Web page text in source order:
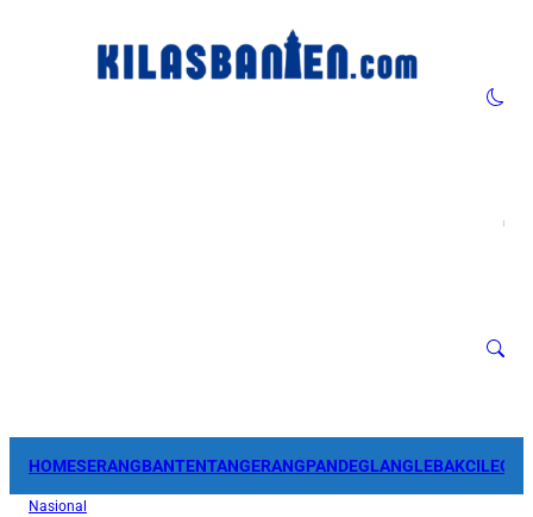
HOMESERANGBANTENTANGERANGPANDEGLANGLEBAK
Nasional